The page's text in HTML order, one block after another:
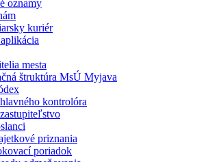
oznamy
kuriér
mesta
štruktúra MsÚ Myjava
kontrolóra
priznania
poriadok